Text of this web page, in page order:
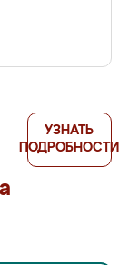
УЗНАТЬ
ПОДРОБНОСТИ